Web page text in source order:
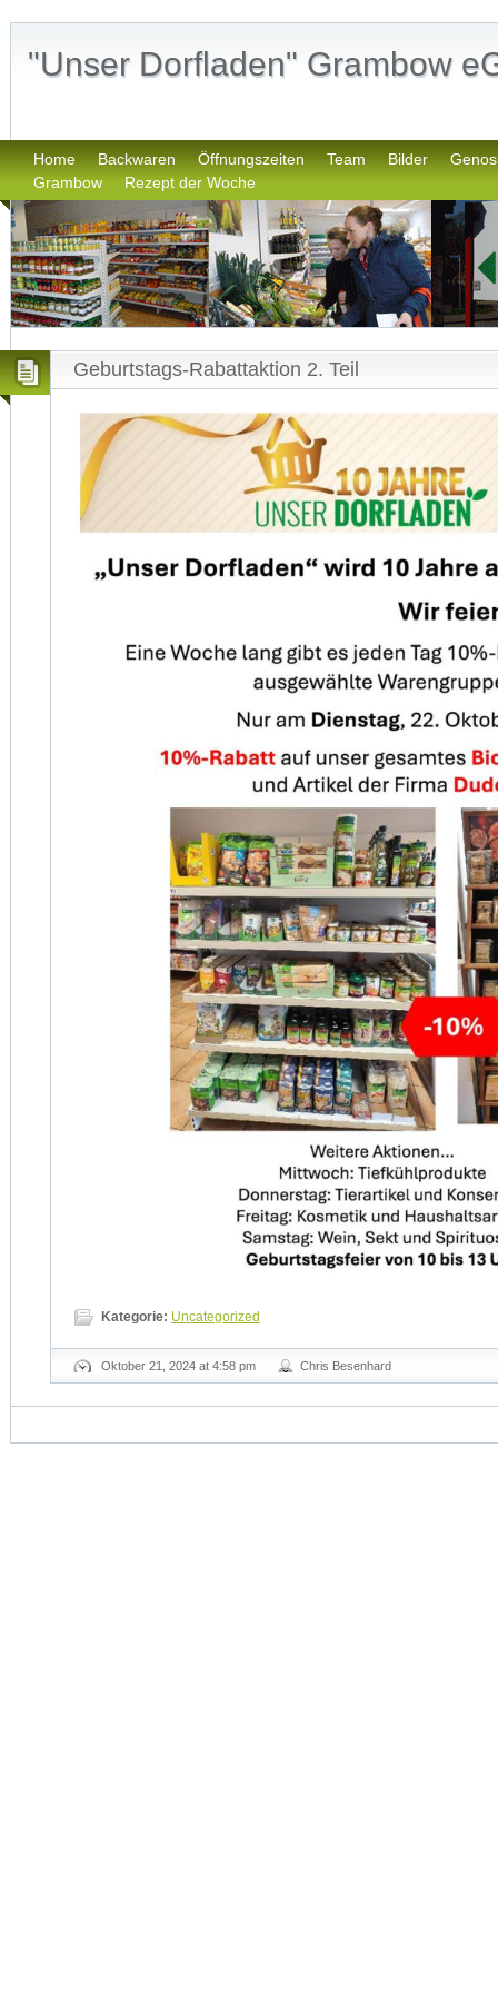
"Unser Dorfladen" Grambow
Home Backwaren Öffnungszeiten Team Bilder
Grambow
Rezept der Woche
Geburtstags-Rabattaktion 2. Teil
Kategorie: Uncategorized
Oktober 21, 2024 at 4:58 pm Chris Besenhard